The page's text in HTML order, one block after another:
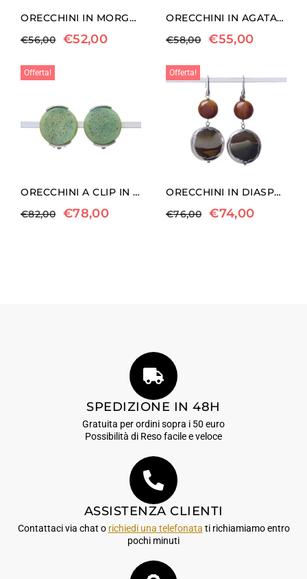
ORECCHINI IN MORGANITE E CORALLO FOSSILE
€56,00 €52,00
ORECCHINI IN AGATA SALVIA ED ARGENTO
€58,00 €55,00
Offerta!
ORECCHINI A CLIP IN AGATA CRISTALLIZZATA
€82,00 €78,00
Offerta!
ORECCHINI IN DIASPRO LANDSCAPE SCONTORNATO
€76,00 €74,00
SPEDIZIONE IN 48H
Gratuita per ordini sopra i 50 euro
Possibilità di Reso facile e veloce
ASSISTENZA CLIENTI
Contattaci via chat o richiedi una telefonata ti richiamiamo entro
pochi minuti